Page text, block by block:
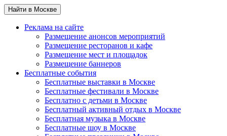
Найти в Москве
Реклама на сайте
Размещение анонсов мероприятий
Размещение ресторанов и кафе
Размещение мест и площадок
Размещение баннеров
Бесплатные события
Бесплатные выставки в Москве
Бесплатные фестивали в Москве
Бесплатно с детьми в Москве
Бесплатный активный отдых в Москве
Бесплатная музыка в Москве
Бесплатные шоу в Москве